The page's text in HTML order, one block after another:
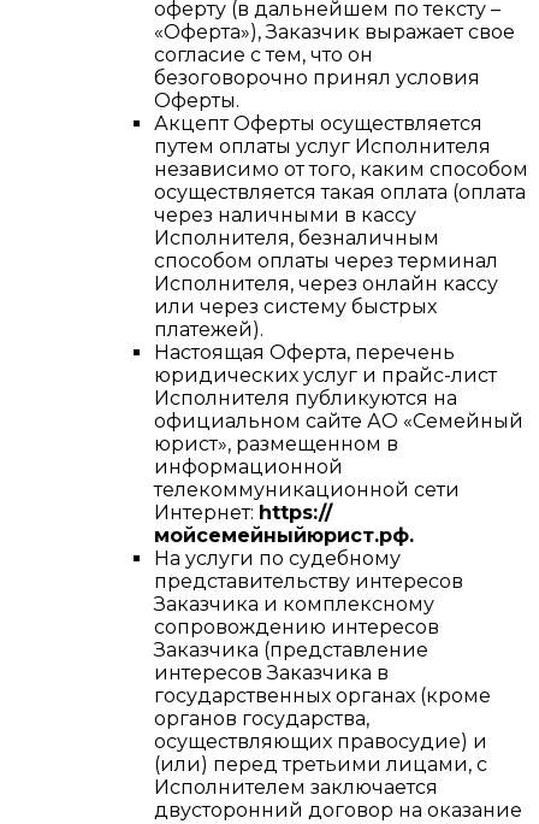
оферту (в дальнейшем по тексту –
«Оферта»), Заказчик выражает свое
согласие с тем, что он
безоговорочно принял условия
Оферты.
Акцепт Оферты осуществляется
путем оплаты услуг Исполнителя
независимо от того, каким способом
осуществляется такая оплата (оплата
через наличными в кассу
Исполнителя, безналичным
способом оплаты через терминал
Исполнителя, через онлайн кассу
или через систему быстрых
платежей).
Настоящая Оферта, перечень
юридических услуг и прайс-лист
Исполнителя публикуются на
официальном сайте АО «Семейный
юрист», размещенном в
информационной
телекоммуникационной сети
Интернет: https://
мойсемейныйюрист.рф.
На услуги по судебному
представительству интересов
Заказчика и комплексному
сопровождению интересов
Заказчика (представление
интересов Заказчика в
государственных органах (кроме
органов государства,
осуществляющих правосудие) и
(или) перед третьими лицами, с
Исполнителем заключается
двусторонний договор на оказание